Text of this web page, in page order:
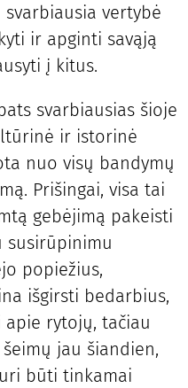
vertybė
ir apginti savąją
į kitus.
svarbiausias šioje
ir istorinė
nuo visų bandymų
Prišingai, visa tai
gebėjimą pakeisti
susirūpinimu
popiežius,
išgirsti bedarbius,
rytojų, tačiau
jau šiandien,
būti tinkamai